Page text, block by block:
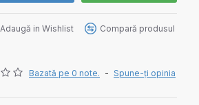
Bazată pe 0 note. - Spune-ţi opinia
Adaugă in Wishlist Compară produsul